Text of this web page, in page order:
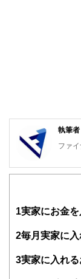
執筆
ファ
知識
得者を
験者
1 実家にお金
2毎月実家に
3実家に入れ